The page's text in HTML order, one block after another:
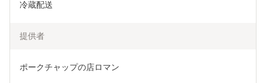
冷蔵配送
提供者
ポークチャップの店ロマン